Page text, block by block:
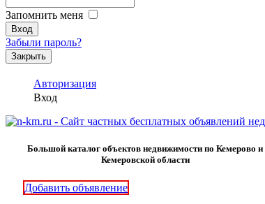
Запомнить меня
Забыли пароль?
Закрыть
Авторизация
Вход
Большой каталог объектов недвижимости по Кемерово и
Кемеровской области
Добавить объявление